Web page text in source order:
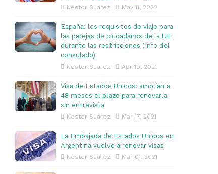
Nestor Suarez May 11, 2022
España: los requisitos de viaje para
las parejas de ciudadanos de la UE
durante las restricciones (Info del
consulado)
Nestor Suarez Apr 19, 2021
Visa de Estados Unidos: amplían a
48 meses el plazo para renovarla
sin entrevista
Nestor Suarez Mar 17, 2021
La Embajada de Estados Unidos en
Argentina vuelve a renovar visas
Nestor Suarez Mar 01, 2021